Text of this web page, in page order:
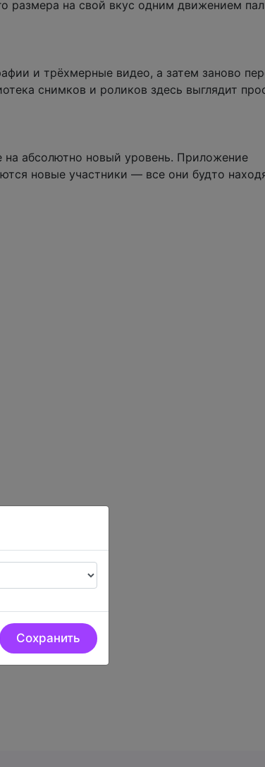
Сохранить
на свой вкус одним движением
и трёхмерные видео, а затем заново
снимков и роликов здесь выглядит
на абсолютно новый уровень. Приложение
новые участники — все они будто